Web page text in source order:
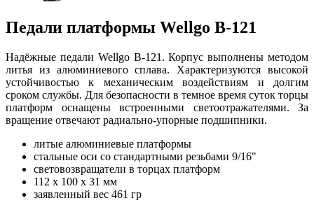
Педали платформы Wellgo B-121
Надёжные педали Wellgo B-121. Корпус выполнены методом
литья из алюминиевого сплава. Характеризуются высокой
устойчивостью к механическим воздействиям и долгим
сроком службы. Для безопасности в темное время суток торцы
платформ оснащены встроенными светоотражателями. За
вращение отвечают радиально-упорные подшипники.
литые алюминиевые платформы
стальные оси со стандартными резьбами 9/16"
световозвращатели в торцах платформ
112 х 100 х 31 мм
заявленный вес 461 гр